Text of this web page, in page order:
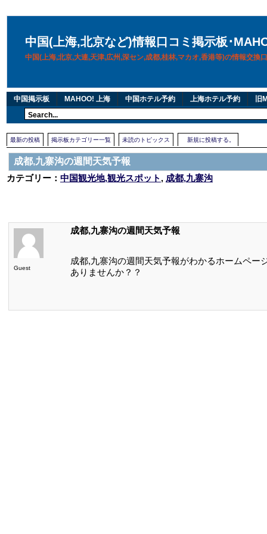
中国(上海,北京など)情報口コミ掲示板･
中国(上海,北京,大連,天津,広州,深セン,成都,桂林,マカオ,香港等)の情報交換
中国掲示板 MAHOO! 上海 中国ホテル予約 上海ホテル予約 旧
最新の投稿 掲示板カテゴリー一覧 未読のトピックス 新規に投稿する。
成都,九寨沟の週間天気予報
カテゴリー： 中国観光地,観光スポット , 成都,九寨沟
Guest
成都,九寨沟の週間天気予報
成都,九寨沟の週間天気予報がわかるホームペー
ありませんか？？